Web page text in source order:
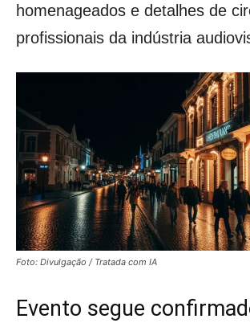
homenageados e detalhes de
profissionais da indústria
Foto: Divulgação / Tratada com IA
Evento segue